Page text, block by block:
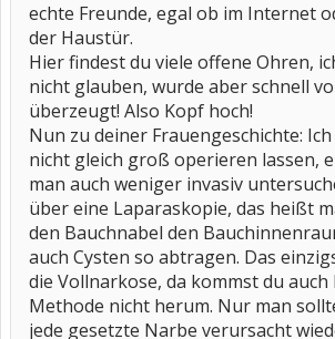
echte Freunde, egal ob im Internet
der Haustür.
Hier findest du viele offene Ohren,
nicht glauben, wurde aber schnell
überzeugt! Also Kopf hoch!
Nun zu deiner Frauengeschichte:
nicht gleich groß operieren lassen,
man auch weniger invasiv
über eine Laparaskopie, das heißt
den Bauchnabel den
auch Cysten so abtragen. Das
die Vollnarkose, da kommst du auch
Methode nicht herum. Nur man
jede gesetzte Narbe verursacht